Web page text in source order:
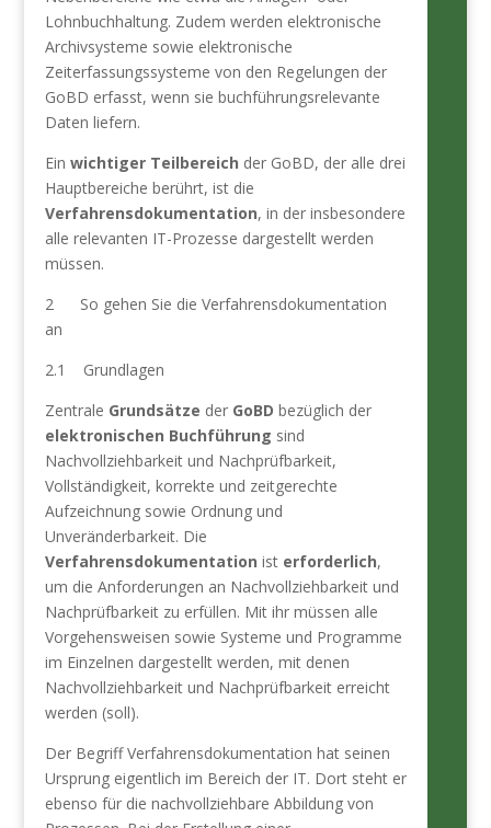
Lohnbuchhaltung. Zudem werden elektronische
Archivsysteme sowie elektronische
Zeiterfassungssysteme von den Regelungen der
GoBD erfasst, wenn sie buchführungsrelevante
Daten liefern.
Ein wichtiger Teilbereich der GoBD, der alle drei
Hauptbereiche berührt, ist die
Verfahrensdokumentation, in der insbesondere
alle relevanten IT-Prozesse dargestellt werden
müssen.
2 So gehen Sie die Verfahrens­dokumentation
an
2.1 Grundlagen
Zentrale Grundsätze der GoBD bezüglich der
elek­tronischen Buchführung sind
Nachvollziehbarkeit und Nachprüfbarkeit,
Vollständigkeit, korrekte und zeitgerechte
Aufzeichnung sowie Ordnung und
Unveränderbarkeit. Die
Verfahrensdokumentation ist erforderlich,
um die Anforderungen an Nachvollziehbarkeit und
Nachprüfbarkeit zu erfüllen. Mit ihr müssen alle
Vorgehensweisen sowie Systeme und Programme
im Einzelnen dargestellt werden, mit denen
Nachvollziehbarkeit und Nachprüfbarkeit erreicht
werden (soll).
Der Begriff Verfahrensdokumentation hat seinen
Ursprung eigentlich im Bereich der IT. Dort steht er
ebenso für die nachvollziehbare Abbildung von